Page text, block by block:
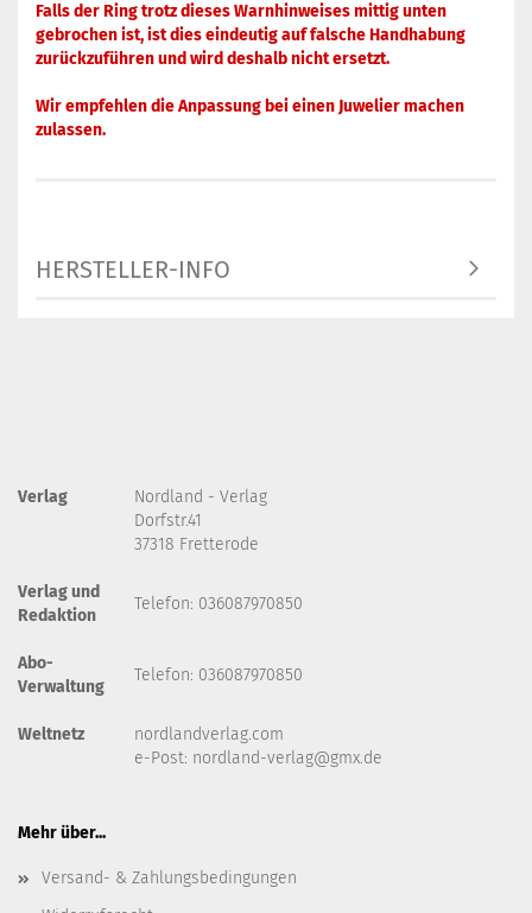
Falls der Ring trotz dieses Warnhinweises mittig unten
gebrochen ist, ist dies eindeutig auf falsche Handhabung
zurückzuführen und wird deshalb nicht ersetzt.
Wir empfehlen die Anpassung bei einen Juwelier machen
zulassen.
HERSTELLER-INFO
Verlag
Nordland - Verlag
Dorfstr.41
37318 Fretterode
Verlag und
Redaktion
Telefon: 036087970850
Abo-
Verwaltung
Telefon: 036087970850
Weltnetz
nordlandverlag.com
e-Post: nordland-verlag@gmx.de
Mehr über...
Versand- & Zahlungsbedingungen